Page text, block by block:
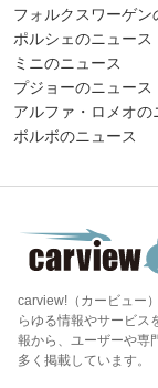
フォルクスワーゲン
ポルシェのニュース
ミニのニュース
プジョーのニュース
アルファ・ロメオの
ボルボのニュース
carview!（カービュー
らゆる情報やサービス
報から、ユーザーや専
多く掲載しています。